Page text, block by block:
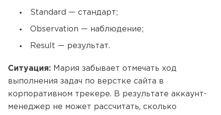
Standard — стандарт;
Observation — наблюдение;
Result — результат.
Ситуация: Мария забывает отмечать ход
выполнения задач по верстке сайта в
корпоративном трекере. В результате аккаунт-
менеджер не может рассчитать, сколько